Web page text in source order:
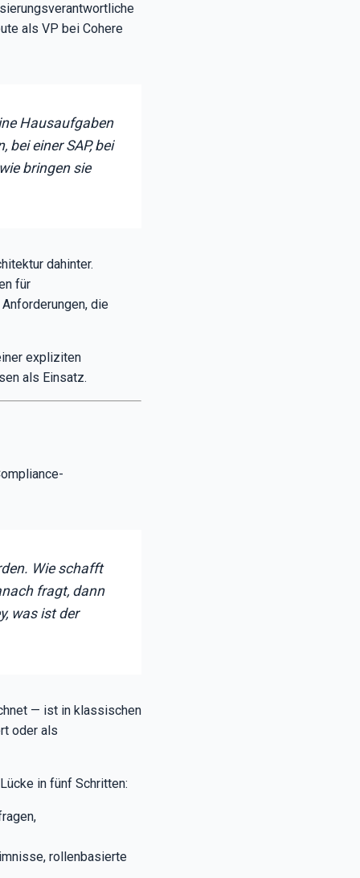
als VP bei Cohere
Hausaufgaben
einer SAP, bei
bringen sie
dahinter.
für
die
expliziten
als Einsatz.
Wie schafft
fragt, dann
was ist der
— ist in klassischen
oder als
in fünf Schritten:
rollenbasierte